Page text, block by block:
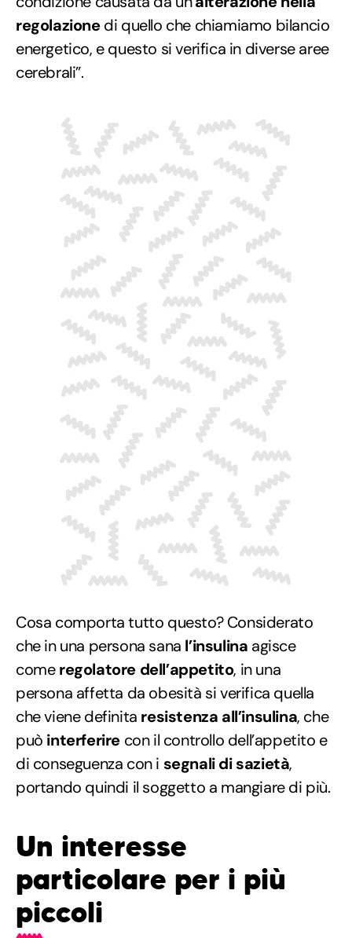
regolazionedi quello che chiamiamo bilancio
energetico, e questo si verifica in diverse aree
cerebrali”.
Cosa comporta tutto questo? Considerato
che in una persona sana l’insulina agisce
comeregolatore dell’appetito, in una
persona affetta da obesità si verifica quella
che viene definita resistenza all’insulina, che
può interferire con il controllo dell’appetito e
di conseguenza con i segnali di sazietà,
portando quindi il soggetto a mangiare di più.
Un interesse
particolare per i più
piccoli